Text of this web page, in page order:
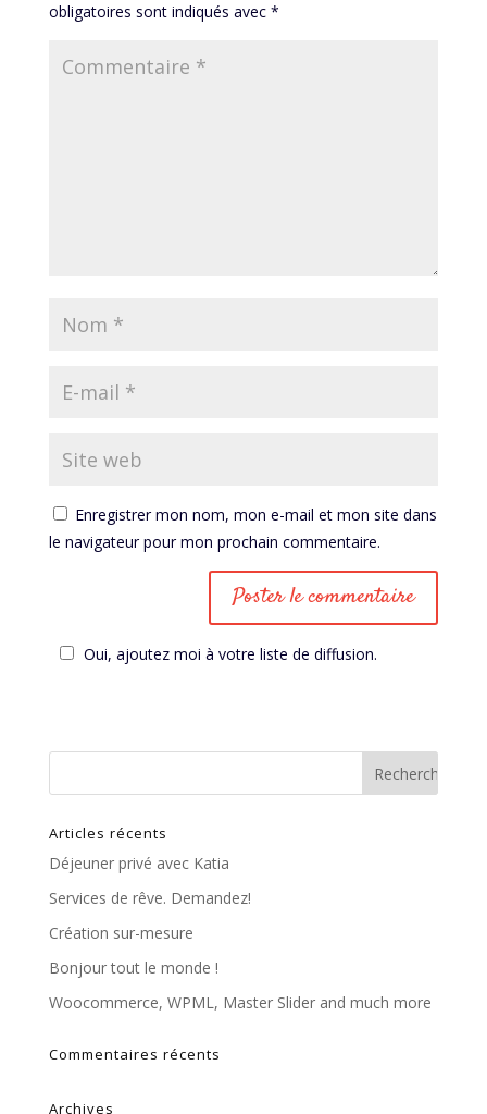
obligatoires sont indiqués avec *
Enregistrer mon nom, mon e-mail et mon site dans
le navigateur pour mon prochain commentaire.
Oui, ajoutez moi à votre liste de diffusion.
Articles récents
Déjeuner privé avec Katia
Services de rêve. Demandez!
Création sur-mesure
Bonjour tout le monde !
Woocommerce, WPML, Master Slider and much more
Commentaires récents
Archives